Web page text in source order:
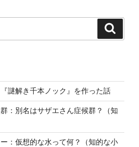
謎解き千本ノック』を作った話
：別名はサザエさん症候群？（知
：仮想的な水って何？（知的な小